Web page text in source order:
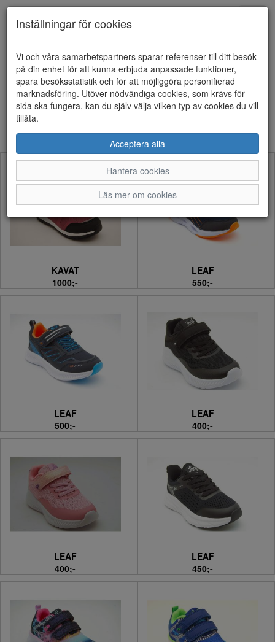
Barn - Skor (120 artiklar)
Sortera efter:
KAVAT
1000;-
LEAF
550;-
LEAF
500;-
LEAF
400;-
LEAF
400;-
LEAF
450;-
Inställningar för cookies
Vi och våra samarbetspartners sparar referenser till ditt besök
på din enhet för att kunna erbjuda anpassade funktioner,
spara besöksstatistik och för att möjliggöra personifierad
marknadsföring. Utöver nödvändiga cookies, som krävs för
sida ska fungera, kan du själv välja vilken typ av cookies du vill
tillåta.
Acceptera alla
Hantera cookies
Läs mer om cookies